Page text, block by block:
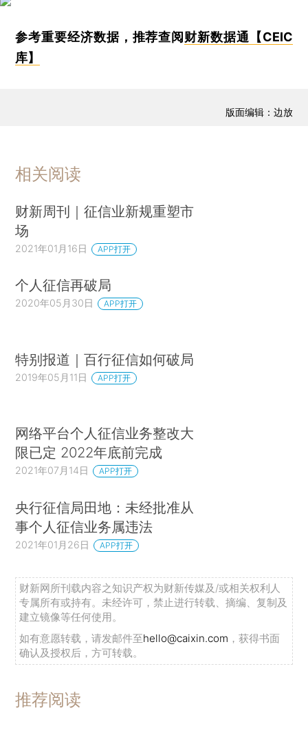
参考重要经济数据，推荐查阅 财新数据通【CEIC
库】
版面编辑：边放
相关阅读
财新周刊｜征信业新规重塑市
场
2021年01月16日 APP打开
个人征信再破局
2020年05月30日 APP打开
特别报道｜百行征信如何破局
2019年05月11日 APP打开
网络平台个人征信业务整改大
限已定 2022年底前完成
2021年07月14日 APP打开
央行征信局田地：未经批准从
事个人征信业务属违法
2021年01月26日 APP打开
财新网所刊载内容之知识产权为财新传媒及/或相关权利人
专属所有或持有。未经许可，禁止进行转载、摘编、复制及
建立镜像等任何使用。
如有意愿转载，请发邮件至hello@caixin.com ，获得书面
确认及授权后，方可转载。
推荐阅读